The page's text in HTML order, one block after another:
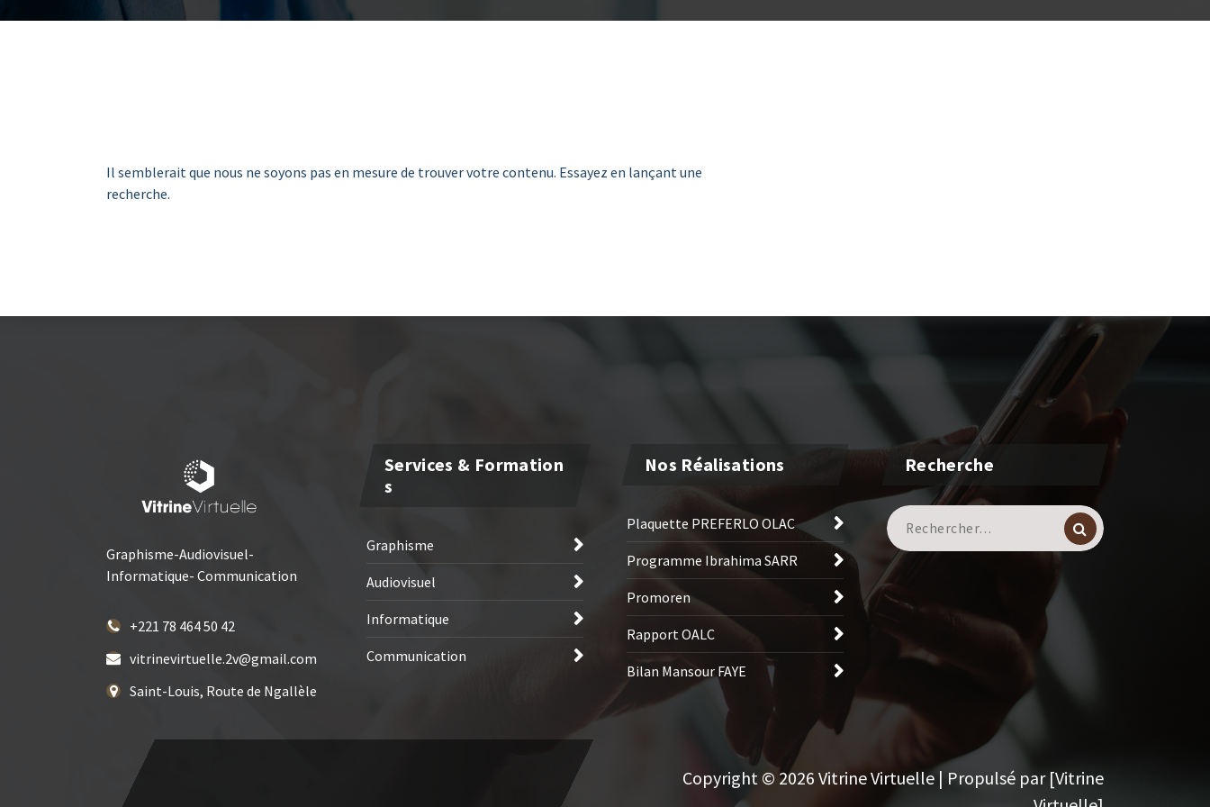
Il semblerait que nous ne soyons pas en mesure de trouver votre contenu. Essayez en lançant une
recherche.
Graphisme-Audiovisuel-
Informatique- Communication
+221 78 464 50 42
vitrinevirtuelle.2v@gmail.com
Saint-Louis, Route de Ngallèle
Services & Formation
S
Graphisme
Audiovisuel
Informatique
Communication
Nos Réalisations
Plaquette PREFERLO OLAC
Programme Ibrahima SARR
Promoren
Rapport OALC
Bilan Mansour FAYE
Recherche
Recherche
pour :
Copyright © 2026 Vitrine Virtuelle | Propulsé par [Vitrine